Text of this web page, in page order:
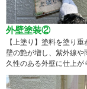
外壁塗装②
【上塗り】塗料を塗り
壁の艶が増し、紫外線や
久性のある外壁に仕上が